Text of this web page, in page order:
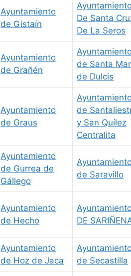
Ayuntamiento
de Gistaín
De Santa
De La Seros
Ayuntamiento
de Grañén
de Santa
de Dulcis
Ayuntamiento
de Graus
de
y San Quílez
Centralita
Ayuntamiento
de Gurrea de
Gállego
de Saravillo
Ayuntamiento
de Hecho
DE
Ayuntamiento
de Hoz de Jaca
de Secastilla